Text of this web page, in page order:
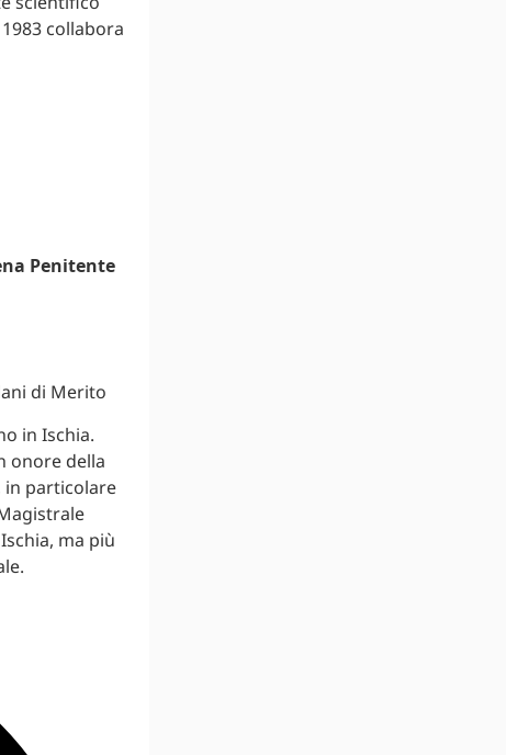
collabora
Penitente
di Merito
in Ischia.
onore della
in particolare
ma più